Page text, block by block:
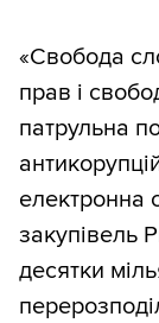
«Свобода
прав і
патрульна
електронна
закупівель
десятки